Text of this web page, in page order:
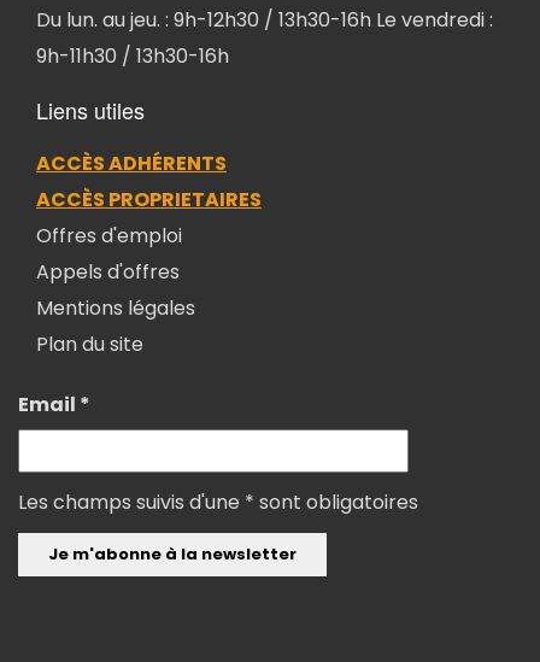
Du lun. au jeu. : 9h-12h30 / 13h30-16h Le vendredi :
9h-11h30 / 13h30-16h
Liens utiles
ACCÈS ADHÉRENTS
ACCÈS PROPRIETAIRES
Offres d'emploi
Appels d'offres
Mentions légales
Plan du site
Email *
Les champs suivis d'une * sont obligatoires